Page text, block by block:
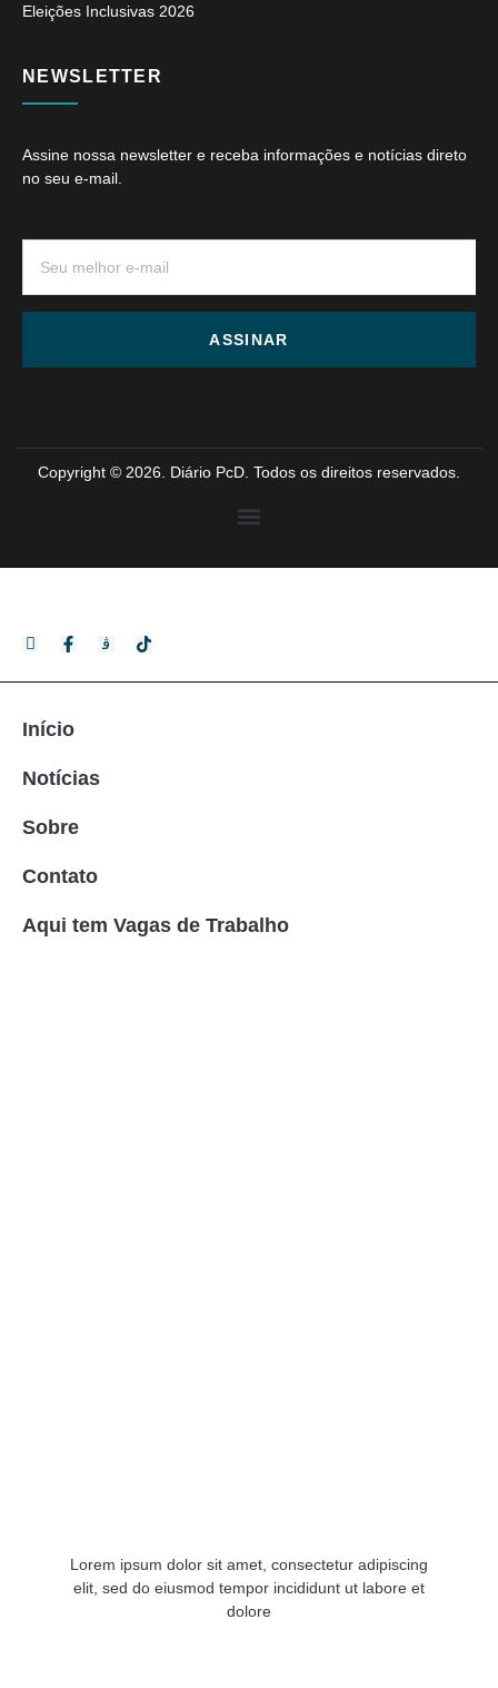
Eleições Inclusivas 2026
NEWSLETTER
Assine nossa newsletter e receba informações e notícias direto
no seu e-mail.
ASSINAR
Copyright © 2026. Diário PcD. Todos os direitos reservados.
Início
Notícias
Sobre
Contato
Aqui tem Vagas de Trabalho
Lorem ipsum dolor sit amet, consectetur adipiscing
elit, sed do eiusmod tempor incididunt ut labore et
dolore